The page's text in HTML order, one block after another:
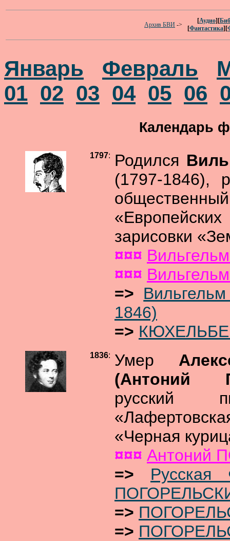
Архив БВИ ->
[Аудио][
[Фантастика][
Январь Февраль
01 02 03 04 05 06
Календарь
1797: Родился
(1797-1846),
зарисовки
¤¤¤
¤¤¤
=>
1846)
=>
1836: Умер
(Антоний
русский
«Черная
¤¤¤ Антоний
=> Русская
=>
=>